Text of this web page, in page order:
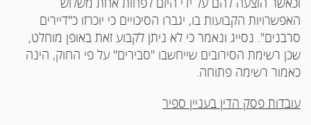
האפשרויות הקבועות בו, יגברו הסיכויים כי יוכרזו כ"דיירים
סרבנים". נסייג ונאמר כי לא ניתן לקבוע זאת באופן מוחלט,
שכן רשימת הסירובים שייחשבו "סבירים" על פי החוק, הינה
כאמור רשימה פתוחה.
עובדות פסק הדין בעניין ספיר